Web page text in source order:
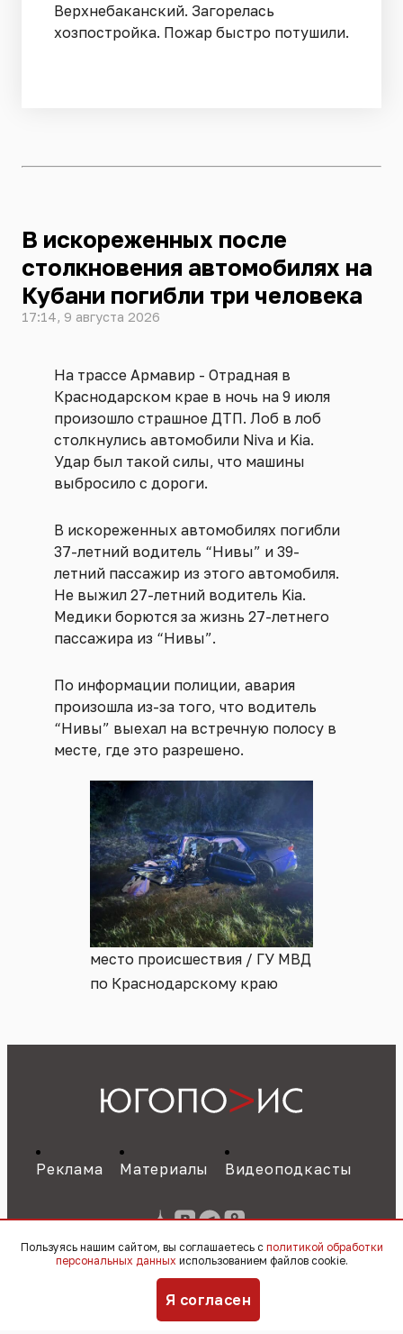
Верхнебаканский. Загорелась
хозпостройка. Пожар быстро потушили.
В искореженных после
столкновения автомобилях на
Кубани погибли три человека
17:14, 9 августа 2026
На трассе Армавир - Отрадная в
Краснодарском крае в ночь на 9 июля
произошло страшное ДТП. Лоб в лоб
столкнулись автомобили Niva и Kia.
Удар был такой силы, что машины
выбросило с дороги.
В искореженных автомобилях погибли
37-летний водитель “Нивы” и 39-
летний пассажир из этого автомобиля.
Не выжил 27-летний водитель Kia.
Медики борются за жизнь 27-летнего
пассажира из “Нивы”.
По информации полиции, авария
произошла из-за того, что водитель
“Нивы” выехал на встречную полосу в
месте, где это разрешено.
место происшествия / ГУ МВД
по Краснодарскому краю
Реклама Материалы Видеоподкасты
Пользуясь нашим сайтом, вы соглашаетесь с политикой обработки
персональных данных использованием файлов cookie.
Я согласен